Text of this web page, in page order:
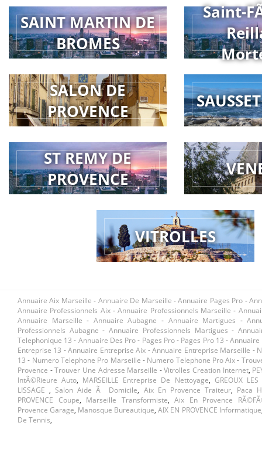
SAINT MARTIN DE
BROMES
Saint-
SALON DE
PROVENCE
ST REMY DE
PROVENCE
VITROLLES
Annuaire Aix Marseille - Annuaire De Marseille -Annuaire Pages Pro -
Annuaire Professionnels Aix -Annuaire Professionnels Marseille -
Annuaire Marseille - Annuaire Aubagne - Annuaire Martigues -
Professionnels Aubagne -Annuaire Professionnels Martigues -
Telephonique 13 - Annuaire Des Pro- Pages Pro- Pages Pro 13 -Annuaire
Entreprise 13 -Annuaire Entreprise Aix -Annuaire Entreprise Marseille -
13 - Numero Telephone Pro Marseille - Numero Telephone Pro Aix-
Provence -Trouver Une Adresse Marseille -Vitrolles Creation Internet,
IntÃ©rieure Auto, MARSEILLE Entreprise De Nettoyage, GREOUX
LISSAGE ,Salon Aide Ã Domicile, Aix En Provence Traiteur, Paca
PROVENCE Coupe, Marseille Transformiste,Aix En Provence
Provence Garage, Manosque Bureautique,AIX EN PROVENCE Informatique
De Tennis,